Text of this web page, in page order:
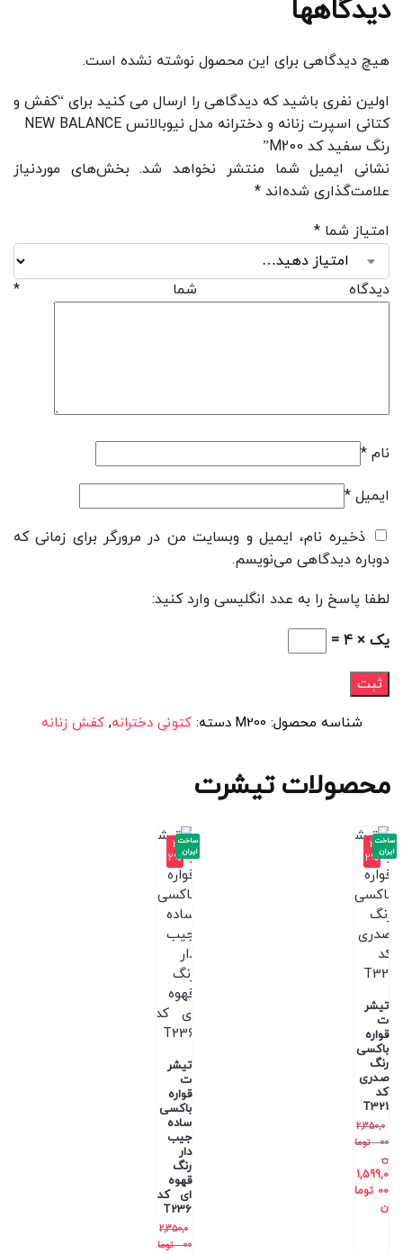
دیدگاهها
هیچ دیدگاهی برای این محصول نوشته نشده است.
اولین نفری باشید که دیدگاهی را ارسال می کنید برای “کفش و
کتانی اسپرت زنانه و دخترانه مدل نیوبالانس NEW BALANCE
رنگ سفید کد M200”
نشانی ایمیل شما منتشر نخواهد شد. بخش‌های موردنیاز
علامت‌گذاری شده‌اند *
امتیاز شما *
دیدگاه شما *
نام *
ایمیل *
ذخیره نام، ایمیل و وبسایت من در مرورگر برای زمانی که
دوباره دیدگاهی می‌نویسم.
لطفا پاسخ را به عدد انگلیسی وارد کنید:
یک × 4 =
شناسه محصول: M200 دسته:کتونی دخترانه,کفش زنانه
محصولات تیشرت
-3
2%
تیشر
ت
قواره
باکسی
رنگ
صدری
کد
T321
2,350,0
00
توما
ن
1,599,0
00 توما
ن
ساخت
ایران
-3
2%
تیشر
ت
قواره
باکسی
ساده
جیب
دار
رنگ
قهوه
ای کد
T236
2,350,0
00
توما
ساخت
ایران